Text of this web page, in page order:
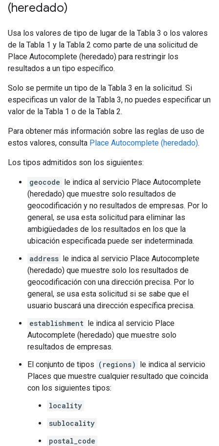
(heredado)
Usa los valores de tipo de lugar de la Tabla 3 o los valores
de la Tabla 1 y la Tabla 2 como parte de una solicitud de
Place Autocomplete (heredado) para restringir los
resultados a un tipo específico.
Solo se permite un tipo de la Tabla 3 en la solicitud. Si
especificas un valor de la Tabla 3, no puedes especificar un
valor de la Tabla 1 o de la Tabla 2.
Para obtener más información sobre las reglas de uso de
estos valores, consulta Place Autocomplete (heredado).
Los tipos admitidos son los siguientes:
geocode le indica al servicio Place Autocomplete
(heredado) que muestre solo resultados de
geocodificación y no resultados de empresas. Por lo
general, se usa esta solicitud para eliminar las
ambigüedades de los resultados en los que la
ubicación especificada puede ser indeterminada.
address le indica al servicio Place Autocomplete
(heredado) que muestre solo los resultados de
geocodificación con una dirección precisa. Por lo
general, se usa esta solicitud si se sabe que el
usuario buscará una dirección específica precisa.
establishment le indica al servicio Place
Autocomplete (heredado) que muestre solo
resultados de empresas.
El conjunto de tipos (regions) le indica al servicio
Places que muestre cualquier resultado que coincida
con los siguientes tipos:
locality
sublocality
postal_code